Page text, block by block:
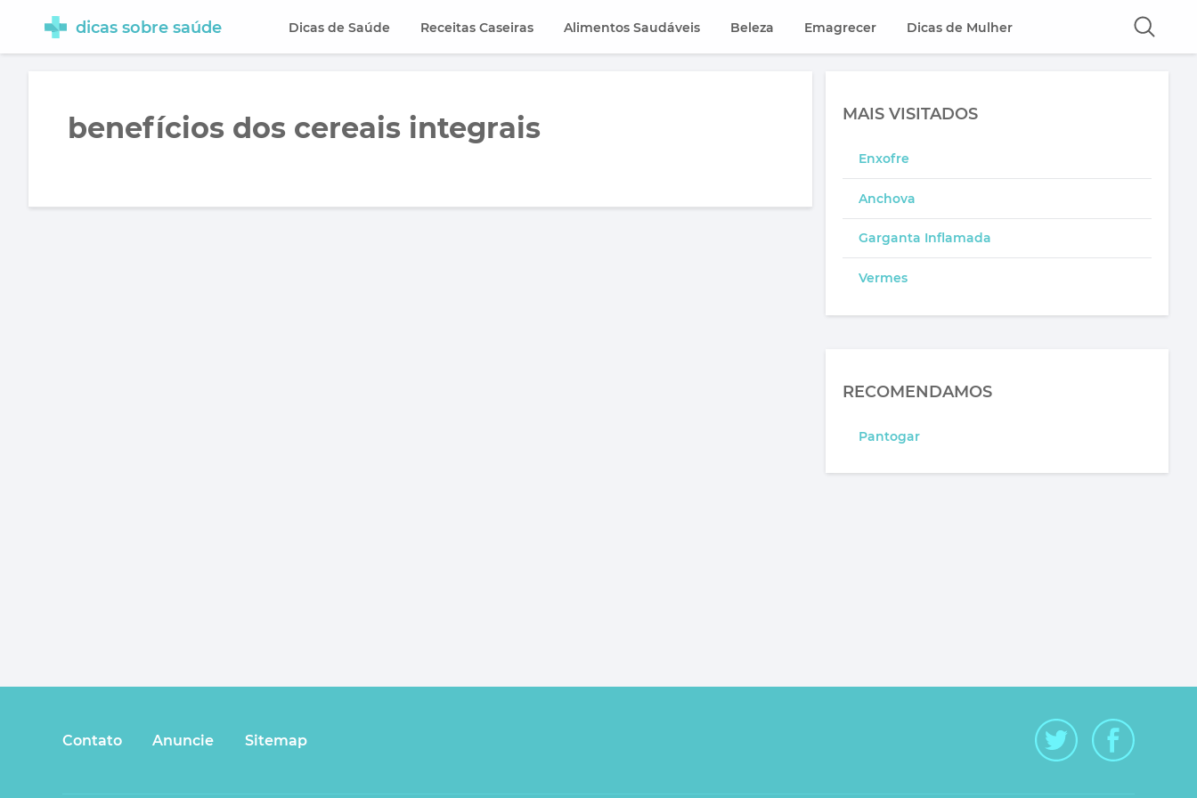
dicas sobre saúde Dicas de Saúde Receitas Caseiras Alimentos Saudáveis Beleza Emagrecer Dicas de Mulher
benefícios dos cereais integrais MAIS VISITADOS
Enxofre
Anchova
Garganta Inflamada
Vermes
RECOMENDAMOS
Pantogar
Contato Anuncie Sitemap